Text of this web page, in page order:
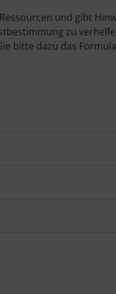
und gibt
zu
bitte dazu das